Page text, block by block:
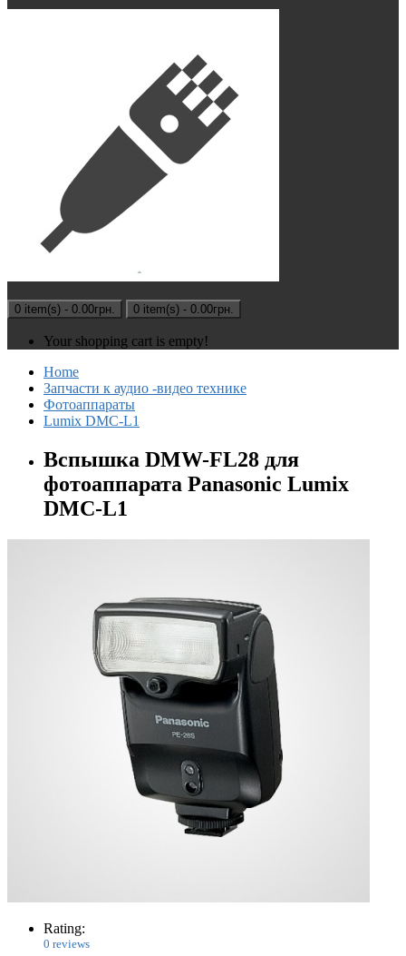
0 item(s) - 0.00грн. 0 item(s) - 0.00грн.
Your shopping cart is empty!
Home
Запчасти к аудио -видео технике
Фотоаппараты
Lumix DMC-L1
Вспышка DMW-FL28 для
фотоаппарата Panasonic Lumix
DMC-L1
Rating:
0 reviews